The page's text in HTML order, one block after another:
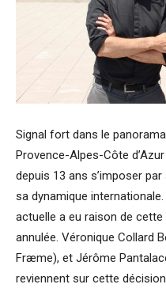
Signal fort dans le
Provence-Alpes-Côte
depuis 13 ans s’imposer
sa dynamique
actuelle a eu raison de
annulée. Véronique Collard
Fræme), et Jérôme
reviennent sur cette